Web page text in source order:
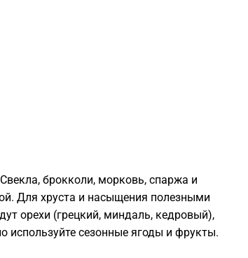
брокколи, морковь, спаржа и
Для хруста и насыщения полезными
орехи (грецкий, миндаль, кедровый),
используйте сезонные ягоды и фрукты.